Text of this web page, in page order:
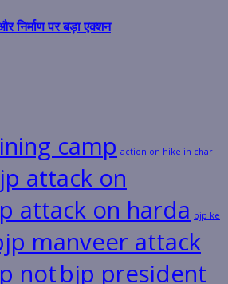
निर्माण पर बड़ा एक्शन
camp action on hike in char
attack on
attack on harda bjp ke
manveer attack
notbjp president